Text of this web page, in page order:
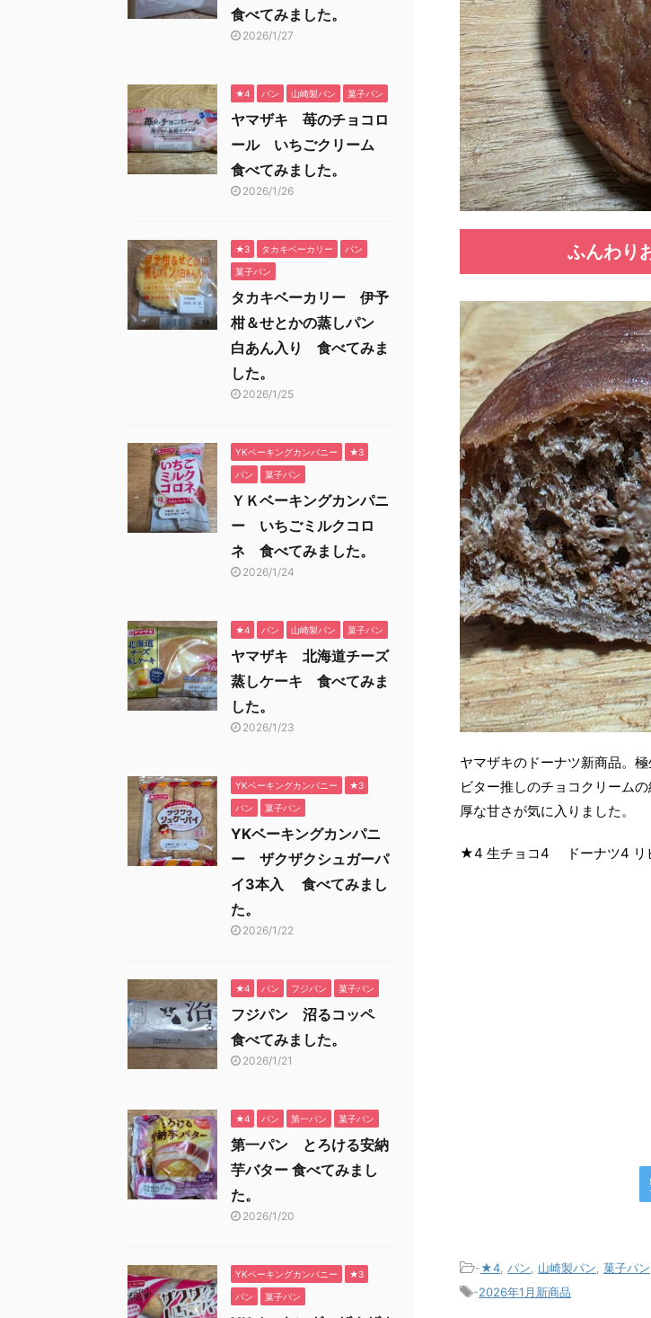
ふんわり
ヤマザキのドーナツ新商品。
ビター推しのチョコクリーム
厚な甘さが気に入りました。
★4 生チョコ4 ドーナツ4 リ
-★4 パン 山崎製パン 菓子パン
-2026年1月新商品
食べてみました。
2026/1/27
★4 パン 山崎製パン 菓子パン
ヤマザキ 苺のチョコロ
ール いちごクリーム
食べてみました。
2026/1/26
★3 タカキベーカリー パン
菓子パン
タカキベーカリー 伊予
柑＆せとかの蒸しパン
白あん入り 食べてみま
した。
2026/1/25
YKベーキングカンパニー ★3
パン 菓子パン
ＹＫベーキングカンパニ
ー いちごミルクコロ
ネ 食べてみました。
2026/1/24
★4 パン 山崎製パン 菓子パン
ヤマザキ 北海道チーズ
蒸しケーキ 食べてみま
した。
2026/1/23
YKベーキングカンパニー ★3
パン 菓子パン
YKベーキングカンパニ
ー ザクザクシュガーパ
イ3本入 食べてみまし
た。
2026/1/22
★4 パン フジパン 菓子パン
フジパン 沼るコッペ
食べてみました。
2026/1/21
★4 パン 第一パン 菓子パン
第一パン とろける安納
芋バター 食べてみまし
た。
2026/1/20
YKベーキングカンパニー ★3
パン 菓子パン